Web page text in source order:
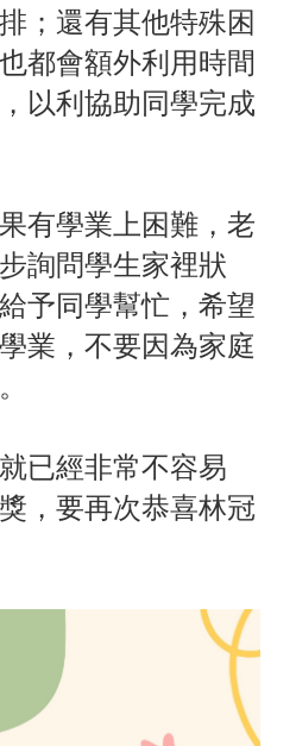
；還有其他特殊困
都會額外利用時間
以利協助同學完成
有學業上困難，老
詢問學生家裡狀
予同學幫忙，希望
業，不要因為家庭
已經非常不容易
，要再次恭喜林冠